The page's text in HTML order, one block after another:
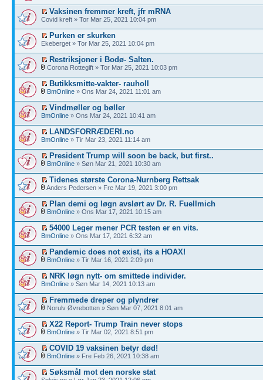
Vaksinen fremmer kreft, jfr mRNA
Covid kreft » Tor Mar 25, 2021 10:04 pm
Purken er skurken
Ekeberget » Tor Mar 25, 2021 10:04 pm
Restriksjoner i Bodø- Salten.
Corona Rottegift » Tor Mar 25, 2021 10:03 pm
Butikksmitte-vakter- rauholl
BmOnline » Ons Mar 24, 2021 11:01 am
Vindmøller og bøller
BmOnline » Ons Mar 24, 2021 10:41 am
LANDSFORRÆDERI.no
BmOnline » Tir Mar 23, 2021 11:14 am
President Trump will soon be back, but first..
BmOnline » Søn Mar 21, 2021 10:30 am
Tidenes største Corona-Nurnberg Rettsak
Anders Pedersen » Fre Mar 19, 2021 3:00 pm
Plan demi og løgn avslørt av Dr. R. Fuellmich
BmOnline » Ons Mar 17, 2021 10:15 am
54000 Leger mener PCR testen er en vits.
BmOnline » Ons Mar 17, 2021 6:32 am
Pandemic does not exist, its a HOAX!
BmOnline » Tir Mar 16, 2021 2:09 pm
NRK løgn nytt- om smittede individer.
BmOnline » Søn Mar 14, 2021 10:13 am
Fremmede dreper og plyndrer
Norulv Øvrebotten » Søn Mar 07, 2021 8:01 am
X22 Report- Trump Train never stops
BmOnline » Tir Mar 02, 2021 8:51 pm
COVID 19 vaksinen betyr død!
BmOnline » Fre Feb 26, 2021 10:38 am
Søksmål mot den norske stat